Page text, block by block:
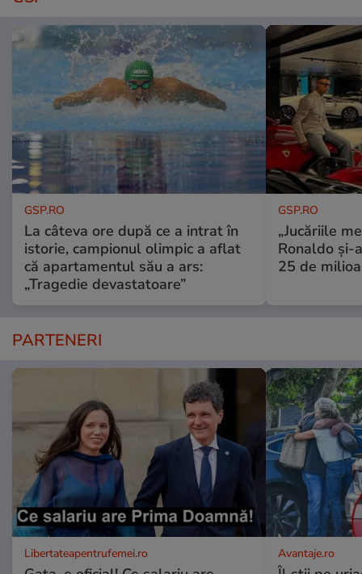
GSP.RO
La câteva ore după ce a intrat în
istorie, campionul olimpic a aflat
că apartamentul său a ars:
„Tragedie devastatoare”
GSP.RO
„Jucăriile
Ronaldo și-
25 de
PARTENERI
Libertateapentrufemei.ro Avantaje.ro